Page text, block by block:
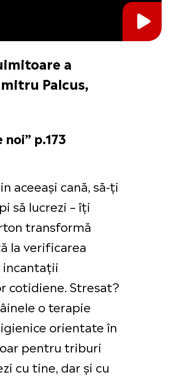
a
Palcus,
p.173
aceeași cană, să-ți
să lucrezi – îți
transformă
la verificarea
incantații
cotidiene. Stresat?
o terapie
orientate în
pentru triburi
cu tine, dar și cu